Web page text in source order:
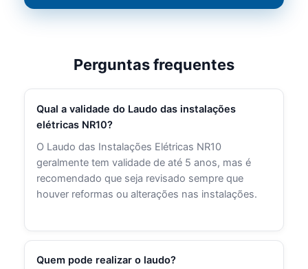
Perguntas frequentes
Qual a validade do Laudo das instalações
elétricas NR10?
O Laudo das Instalações Elétricas NR10
geralmente tem validade de até 5 anos, mas é
recomendado que seja revisado sempre que
houver reformas ou alterações nas instalações.
Quem pode realizar o laudo?